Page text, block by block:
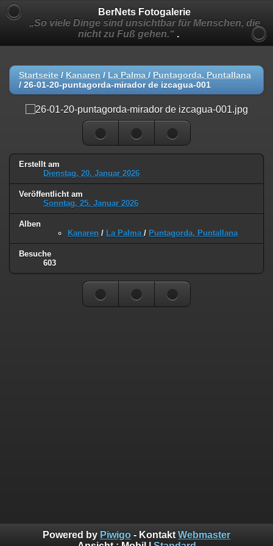
BerNets Fotogalerie
„So viele Dinge sind unsichtbar für Menschen, die
nicht zu Fuß gehen.“ .
Startseite / Kanaren / La Palma / Puntagorda, Puntallana
/ 26-01-20-puntagorda-mirador de izcagua-001
Erstellt am
Dienstag, 20. Januar 2026
Veröffentlicht am
Sonntag, 25. Januar 2026
Alben
Kanaren / La Palma / Puntagorda, Puntallana
Besuche
603
Powered by Piwigo - Kontakt Webmaster